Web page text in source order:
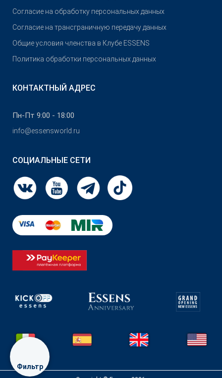
Фильтр
Согласие на обработку персональных данных
Согласие на трансграничную передачу данных
Общие условия членства в Клубе ESSENS
Политика обработки персональных данных
КОНТАКТНЫЙ АДРЕС
Пн-Пт 9:00 - 18:00
info@essensworld.ru
СОЦИАЛЬНЫЕ СЕТИ